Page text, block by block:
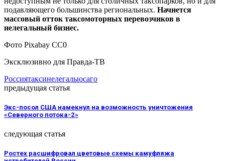
подавляющего большинства региональных. Начнется
массовый отток таксомоторных перевозчиков в
нелегальный бизнес.
Фото Pixabay CC0
Эксклюзивно для Правда-ТВ
Россиятаксинелегалыосаго
предыдущая статья
Экс-посол США намекнул на возможность уничтожения
«Северного потока-2»
следующая статья
Ростех расшифровал цветовые схемы камуфляжа